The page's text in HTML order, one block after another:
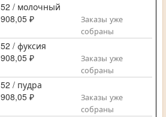
52 / молочный
908,05 ₽
Заказы уже
собраны
52 / фуксия
908,05 ₽
Заказы уже
собраны
52 / пудра
908,05 ₽
Заказы уже
собраны